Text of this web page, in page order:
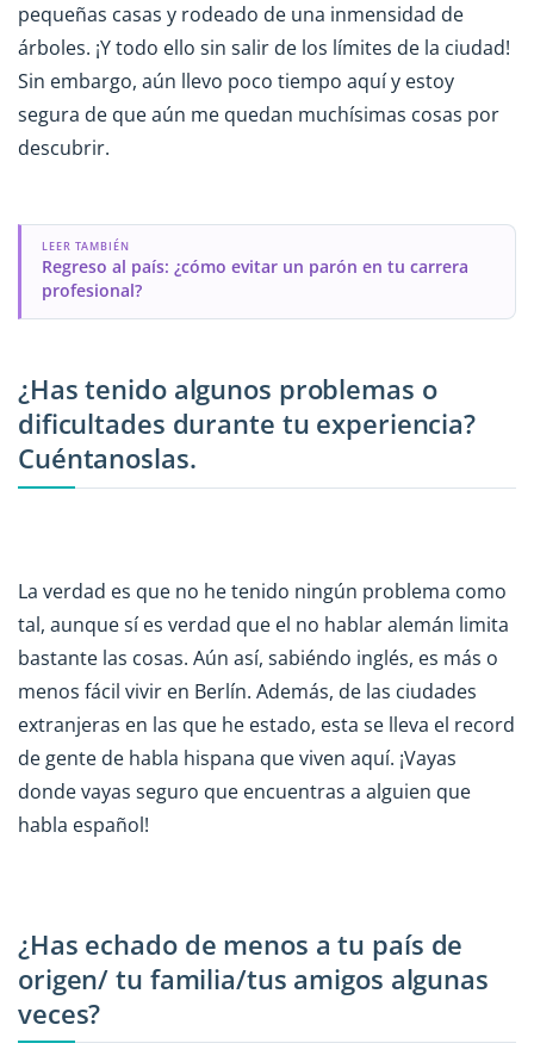
pequeñas casas y rodeado de una inmensidad de
árboles. ¡Y todo ello sin salir de los límites de la ciudad!
Sin embargo, aún llevo poco tiempo aquí y estoy
segura de que aún me quedan muchísimas cosas por
descubrir.
LEER TAMBIÉN
Regreso al país: ¿cómo evitar un parón en tu carrera
profesional?
¿Has tenido algunos problemas o
dificultades durante tu experiencia?
Cuéntanoslas.
La verdad es que no he tenido ningún problema como
tal, aunque sí es verdad que el no hablar alemán limita
bastante las cosas. Aún así, sabiéndo inglés, es más o
menos fácil vivir en Berlín. Además, de las ciudades
extranjeras en las que he estado, esta se lleva el record
de gente de habla hispana que viven aquí. ¡Vayas
donde vayas seguro que encuentras a alguien que
habla español!
¿Has echado de menos a tu país de
origen/ tu familia/tus amigos algunas
veces?